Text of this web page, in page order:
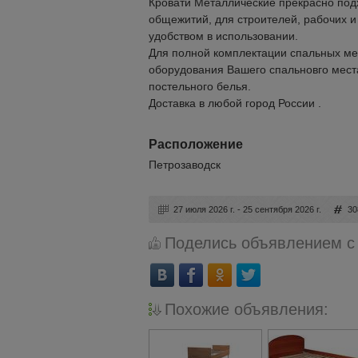
общежитий, для строителей, рабочих
удобством в использовании.
Для полной комплектации спальных
оборудования Вашего спальновго
постельного белья.
Доставка в любой город России .
Расположение
Петрозаводск
27 июля 2026 г. - 25 сентября 2026 г.
Поделись объявлением с
Похожие объявления: